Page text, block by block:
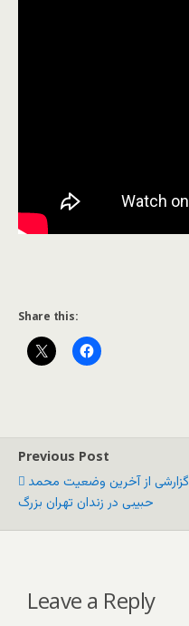
Share this:
Previous Post
گزارشی از آخرین وضعیت محمد
حبیبی در زندان تهران بزرگ
Leave a Reply